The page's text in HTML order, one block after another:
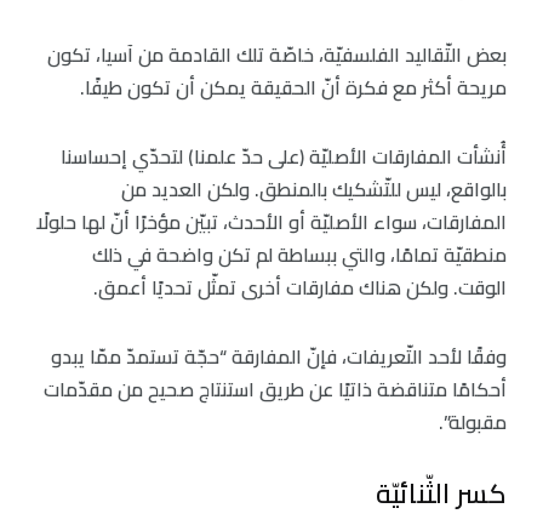
بعض التّقاليد الفلسفيّة، خاصّة تلك القادمة من آسيا، تكون
مريحة أكثر مع فكرة أنّ الحقيقة يمكن أن تكون طيفًا.
أُنشأت المفارقات الأصليّة (على حدّ علمنا) لتحدّي إحساسنا
بالواقع، ليس للتّشكيك بالمنطق. ولكن العديد من
المفارقات، سواء الأصليّة أو الأحدث، تبيّن مؤخرًا أنّ لها حلولًا
منطقيّة تمامًا، والتي ببساطة لم تكن واضحة في ذلك
الوقت. ولكن هناك مفارقات أخرى تمثّل تحديًا أعمق.
وفقًا لأحد التّعريفات، فإنّ المفارقة “حجّة تستمدّ ممّا يبدو
أحكامًا متناقضة ذاتيًا عن طريق استنتاج صحيح من مقدّمات
مقبولة”.
كسر الثّنائيّة